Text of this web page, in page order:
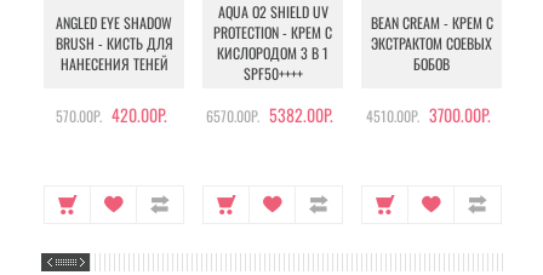
ANGLED EYE SHADOW
BRUSH - КИСТЬ ДЛЯ
НАНЕСЕНИЯ ТЕНЕЙ
570.00Р. 420.00Р.
AQUA O2 SHIELD UV
PROTECTION - КРЕМ С
КИСЛОРОДОМ 3 В 1
SPF50++++
6570.00Р. 5382.00Р.
BEAN CREAM - КРЕМ С
ЭКСТРАКТОМ СОЕВЫХ
БОБОВ
4510.00Р. 3700.00Р.